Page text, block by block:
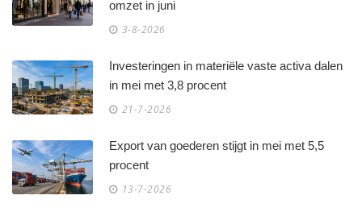
omzet in juni
3-8-2026
Investeringen in materiële vaste activa dalen
in mei met 3,8 procent
21-7-2026
Export van goederen stijgt in mei met 5,5
procent
13-7-2026